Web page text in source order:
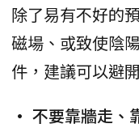
除了易有不好的
磁場、或致使陰
件，建議可以避
• 不要靠牆走、